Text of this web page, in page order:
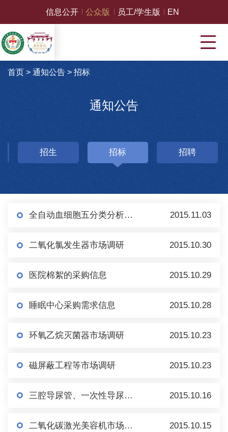
信息公开 公众版 员工/学生版 EN
首页 > 通知公告> 招标
通知公告
招生 招标 招聘
全自动血细胞五分类分析仪、全自动化学发光分析仪等采购需求信息 2015.11.03
二氧化氯发生器市场调研 2015.10.30
医院棉絮的采购信息 2015.10.29
睡眠中心采购需求信息 2015.10.28
环氧乙烷灭菌器市场调研 2015.10.23
磁屏蔽工程等市场调研 2015.10.23
三腔导尿管、一次性导尿包采购需求信息 2015.10.16
二氧化碳激光美容机市场调研 2015.10.15